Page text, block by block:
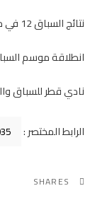
نتائج السباق 12 في ميدان الملك سعود للفروسية
انطلاقة موسم
نادي قطر للسباق
الرابط المختصر :
SHARES